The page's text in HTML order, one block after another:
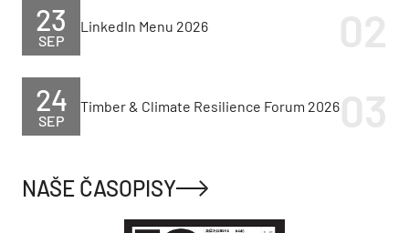
SEP
23 LinkedIn Menu 2026
SEP
24 Timber & Climate Resilience Forum 2026
NAŠE ČASOPISY